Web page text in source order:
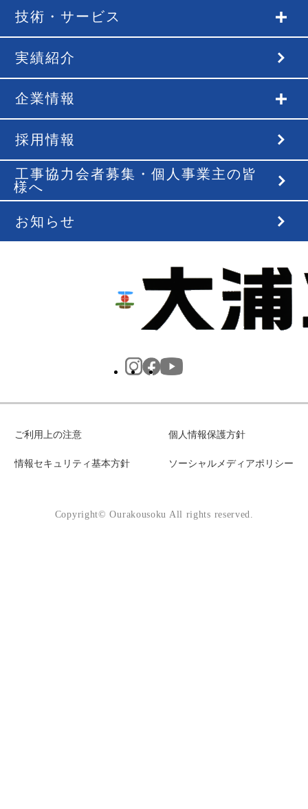
技術・サービス
実績紹介
企業情報
採用情報
工事協力会者募集・個人事業主の皆
様へ
お知らせ
ご利用上の注意 個人情報保護方針
情報セキュリティ基本方針 ソーシャルメディアポリシー
Copyright© Ourakousoku All rights reserved.